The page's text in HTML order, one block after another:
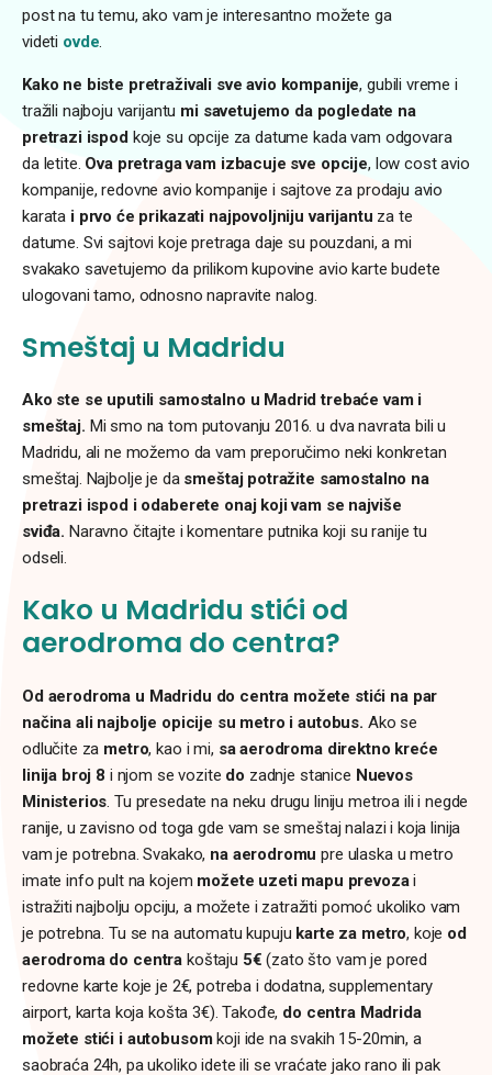
post na tu temu, ako vam je interesantno možete ga
videti ovde.
Kako ne biste pretraživali sve avio kompanije, gubili vreme i
tražili najboju varijantu mi savetujemo da pogledate na
pretrazi ispod koje su opcije za datume kada vam odgovara
da letite. Ova pretraga vam izbacuje sve opcije, low cost avio
kompanije, redovne avio kompanije i sajtove za prodaju avio
karata i prvo će prikazati najpovoljniju varijantu za te
datume. Svi sajtovi koje pretraga daje su pouzdani, a mi
svakako savetujemo da prilikom kupovine avio karte budete
ulogovani tamo, odnosno napravite nalog.
Smeštaj u Madridu
Ako ste se uputili samostalno u Madrid trebaće vam i
smeštaj. Mi smo na tom putovanju 2016. u dva navrata bili u
Madridu, ali ne možemo da vam preporučimo neki konkretan
smeštaj. Najbolje je da smeštaj potražite samostalno na
pretrazi ispod i odaberete onaj koji vam se najviše
sviđa. Naravno čitajte i komentare putnika koji su ranije tu
odseli.
Kako u Madridu stići od
aerodroma do centra?
Od aerodroma u Madridu do centra možete stići na par
načina ali najbolje opicije su metro i autobus. Ako se
odlučite za metro, kao i mi, sa aerodroma direktno kreće
linija broj 8 i njom se vozite do zadnje stanice Nuevos
Ministerios. Tu presedate na neku drugu liniju metroa ili i negde
ranije, u zavisno od toga gde vam se smeštaj nalazi i koja linija
vam je potrebna. Svakako, na aerodromu pre ulaska u metro
imate info pult na kojem možete uzeti mapu prevozai
istražiti najbolju opciju, a možete i zatražiti pomoć ukoliko vam
je potrebna. Tu se na automatu kupuju karte za metro, koje od
aerodroma do centra koštaju 5€ (zato što vam je pored
redovne karte koje je 2€, potreba i dodatna, supplementary
airport, karta koja košta 3€). Takođe, do centra Madrida
možete stići i autobusomkoji ide na svakih 15-20min, a
saobraća 24h, pa ukoliko idete ili se vraćate jako rano ili pak